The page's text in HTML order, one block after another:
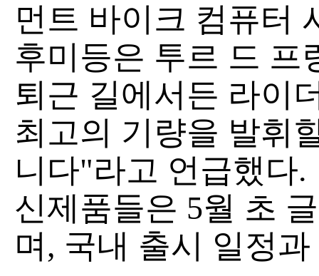
먼트 바이크 컴퓨터
후미등은 투르 드 프
퇴근 길에서든 라이
최고의 기량을 발휘
니다"라고 언급했다.
신제품들은 5월 초
며, 국내 출시 일정